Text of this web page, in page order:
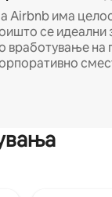
Airbnb има
се идеални
вработување на